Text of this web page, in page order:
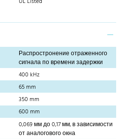
Распростронение отраженного
сигнала по времени задержки
400 kHz
65 mm
350 mm
600 mm
0,069 мм до 0,17 мм, в зависимости
от аналогового окна